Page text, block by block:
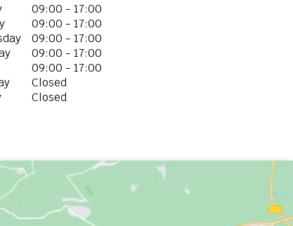
09:00 - 17:00
09:00 - 17:00
09:00 - 17:00
09:00 - 17:00
09:00 - 17:00
Closed
Closed